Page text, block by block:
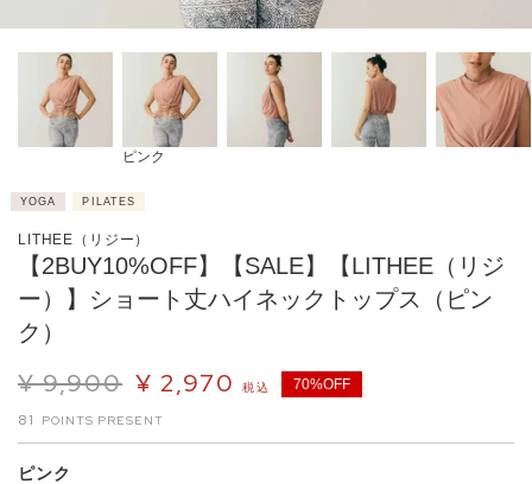
ピンク
YOGA PILATES
LITHEE（リジー）
【2BUY10%OFF】【SALE】【LITHEE（リジ
ー）】ショート丈ハイネックトップス（ピン
ク）
¥ 9,900 ¥ 2,970 税込 70%OFF
81
ピンク